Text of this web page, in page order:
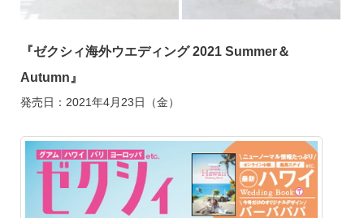
『ゼクシィ海外ウエディング 2021 Summer＆
Autumn』
発売日：2021年4月23日（金）